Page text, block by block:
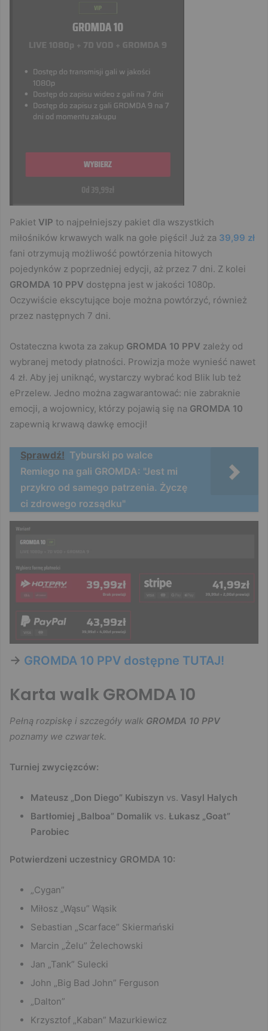
Pakiet VIP to najpełniejszy pakiet dla wszystkich
miłośników krwawych walk na gołe pięści! Już za 39,99 zł
fani otrzymują możliwość powtórzenia hitowych
pojedynków z poprzedniej edycji, aż przez 7 dni. Z kolei
GROMDA 10 PPV dostępna jest w jakości 1080p.
Oczywiście ekscytujące boje można powtórzyć, również
przez następnych 7 dni.
Ostateczna kwota za zakup GROMDA 10 PPV zależy od
wybranej metody płatności. Prowizja może wynieść nawet
4 zł. Aby jej uniknąć, wystarczy wybrać kod Blik lub też
ePrzelew. Jedno można zagwarantować: nie zabraknie
emocji, a wojownicy, którzy pojawią się na GROMDA 10
zapewnią krwawą dawkę emocji!
Sprawdź! Tyburski po walce
Remiego na gali GROMDA: "Jest mi
przykro od samego patrzenia. Życzę
ci zdrowego rozsądku"
-> GROMDA 10 PPV dostępne TUTAJ!
Karta walk GROMDA 10
Pełną rozpiskę i szczegóły walk GROMDA 10 PPV
poznamy we czwartek.
Turniej zwycięzców:
Mateusz „Don Diego” Kubiszyn vs. Vasyl Halych
Bartłomiej „Balboa” Domalik vs. Łukasz „Goat”
Parobiec
Potwierdzeni uczestnicy GROMDA 10:
„Cygan”
Miłosz „Wąsu” Wąsik
Sebastian „Scarface” Skiermański
Marcin „Żelu” Żelechowski
Jan „Tank” Sulecki
John „Big Bad John” Ferguson
„Dalton”
Krzysztof „Kaban” Mazurkiewicz